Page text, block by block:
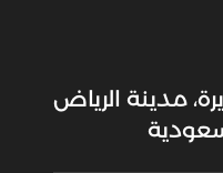
مدينة الرياض